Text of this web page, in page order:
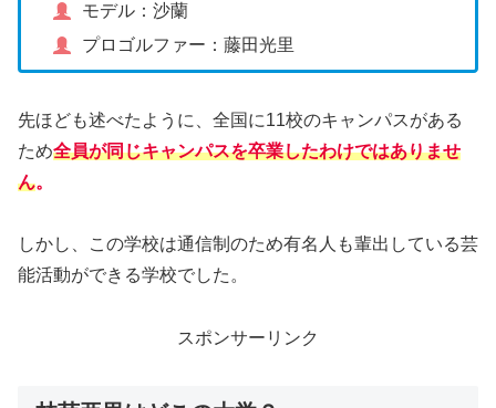
モデル：沙蘭
プロゴルファー：藤田光里
先ほども述べたように、全国に11校のキャンパスがある
ため全員が同じキャンパスを卒業したわけではありませ
ん。
しかし、この学校は通信制のため有名人も輩出している芸
能活動ができる学校でした。
スポンサーリンク